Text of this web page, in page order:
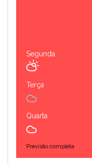
Segunda
Terça
Quarta
Previsão completa